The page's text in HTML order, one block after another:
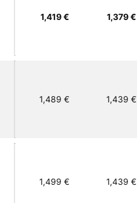
1,419 € 1,379 €
1,489 € 1,439 €
1,499 € 1,439 €